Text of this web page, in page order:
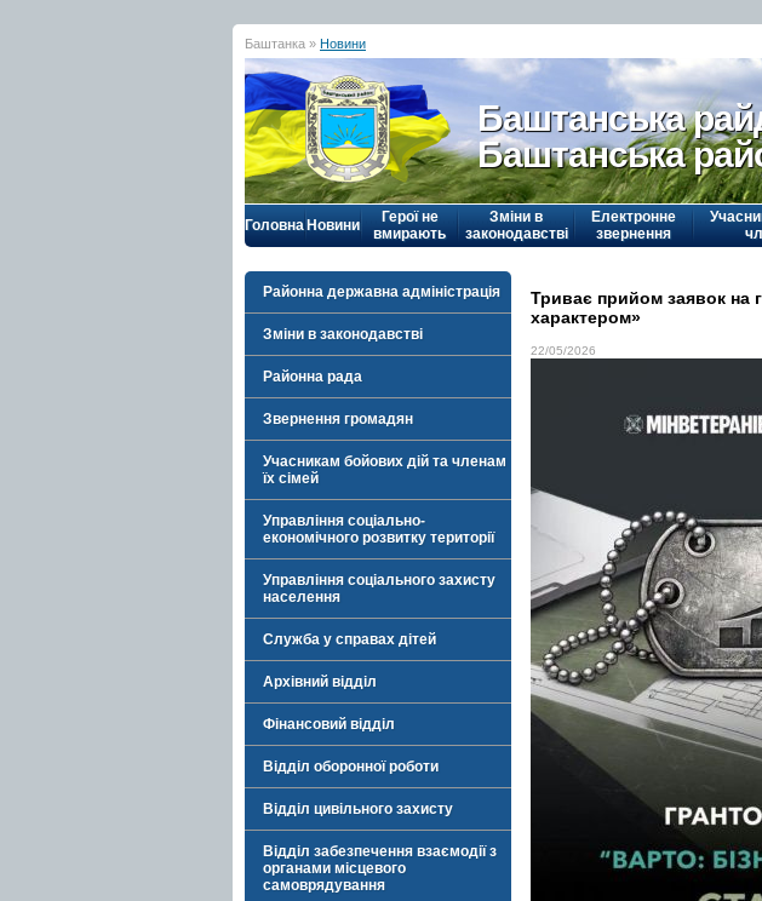
Баштанка » Новини
Баштанська
Баштанська
Головна Новини
Герої не
вмирають
Зміни в
законодавстві
Електронне
звернення
Районна державна адміністрація
Зміни в законодавстві
Районна рада
Звернення громадян
Учасникам бойових дій та членам
їх сімей
Управління соціально-
економічного розвитку території
Управління соціального захисту
населення
Служба у справах дітей
Архівний відділ
Фінансовий відділ
Відділ оборонної роботи
Відділ цивільного захисту
Відділ забезпечення взаємодії з
органами місцевого
самоврядування
Триває прийом заявок на
характером»
22/05/2026